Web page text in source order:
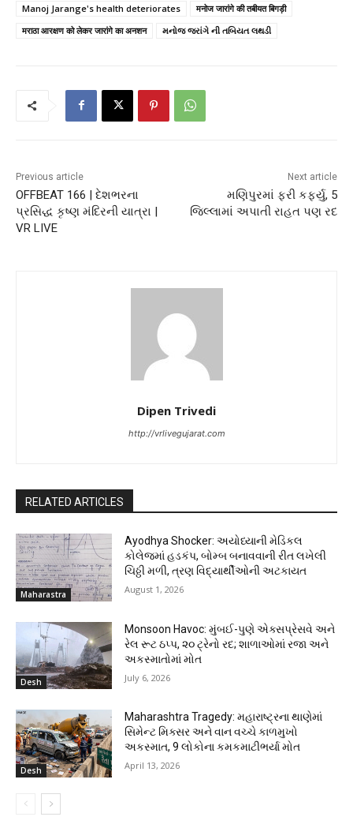
Manoj Jarange's health deteriorates
मनोज जारांगे की तबीयत बिगड़ी
मराठा आरक्षण को लेकर जारांगे का अनशन
મનોજ જરાંગે ની તબિયત લથડી
Previous article
OFFBEAT 166 | દેશભરના
પ્રસિદ્ધ કૃષ્ણ મંદિરની યાત્રા |
VR LIVE
Next article
મણિપુરમાં ફરી કર્ફ્યુ, 5
જિલ્લામાં અપાતી રાહત પણ રદ
Dipen Trivedi
http://vrlivegujarat.com
RELATED ARTICLES
Maharastra
Ayodhya Shocker: અયોધ્યાની મેડિકલ
કોલેજમાં હડકંપ, બોમ્બ બનાવવાની રીત લખેલી
ચિઠ્ઠી મળી, ત્રણ વિદ્યાર્થીઓની અટકાયત
August 1, 2026
Desh
Monsoon Havoc: મુંબઈ-પુણે એક્સપ્રેસવે અને
રેલ રૂટ ઠપ્પ, ૨૦ ટ્રેનો રદ; શાળાઓમાં રજા અને
અકસ્માતોમાં મોત
July 6, 2026
Desh
Maharashtra Tragedy: મહારાષ્ટ્રના થાણેમાં
સિમેન્ટ મિક્સર અને વાન વચ્ચે કાળમુખો
અકસ્માત, 9 લોકોના કમકમાટીભર્યા મોત
April 13, 2026